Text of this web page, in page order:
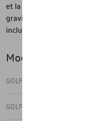
et la porte - Réduit les
gravillons - 1 jeu = 2
inclus
Modèle(s)
GOLF VARIANT
GOLF VARIANT (UNIQUEMENT